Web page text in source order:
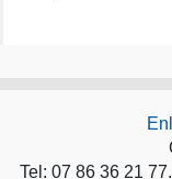
Tel: 07 86 36 21